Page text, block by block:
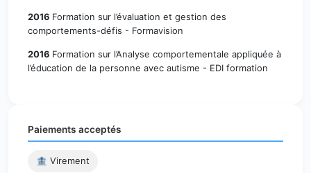
2016 Formation sur l’évaluation et gestion des
comportements-défis - Formavision
2016 Formation sur l’Analyse comportementale appliquée à
l’éducation de la personne avec autisme - EDI formation
Paiements acceptés
🏦 Virement